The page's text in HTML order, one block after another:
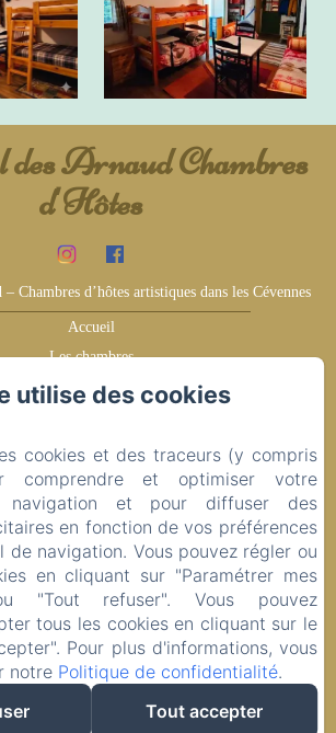
Arnaud Chambres
d'Hôtes
Chambres d’hôtes artistiques dans les Cévennes
Accueil
Les chambres
Témoignages
Les environs
Idées de visite
Contact
Politique de confidentialité
Informations légales
Informations sur les cookies
Générales de Vente
utilise des cookies
cookies et des traceurs (y compris
comprendre et optimiser votre
navigation et pour diffuser des
en fonction de vos préférences
navigation. Vous pouvez régler ou
en cliquant sur "Paramétrer mes
"Tout refuser". Vous pouvez
tous les cookies en cliquant sur le
Pour plus d'informations, vous
notre Politique de confidentialité.
Tout accepter